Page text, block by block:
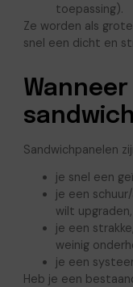
toepassing).
Ze worden als
snel een dicht en
Sandwichpanelen
je snel een
je een
wilt upgraden,
je een
weinig
je een
Heb je een